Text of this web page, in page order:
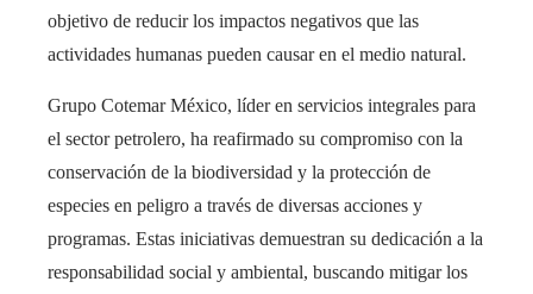
objetivo de reducir los impactos negativos que las
actividades humanas pueden causar en el medio natural.
Grupo Cotemar México, líder en servicios integrales para
el sector petrolero, ha reafirmado su compromiso con la
conservación de la biodiversidad y la protección de
especies en peligro a través de diversas acciones y
programas. Estas iniciativas demuestran su dedicación a la
responsabilidad social y ambiental, buscando mitigar los